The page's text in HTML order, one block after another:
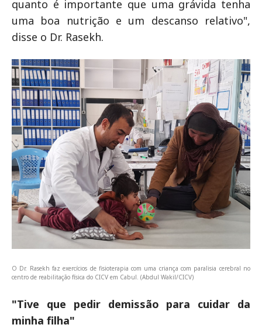
quanto é importante que uma grávida tenha
uma boa nutrição e um descanso relativo",
disse o Dr. Rasekh.
O Dr. Rasekh faz exercícios de fisioterapia com uma criança com paralisia cerebral no
centro de reabilitação física do CICV em Cabul. (Abdul Wakil/CICV)
"Tive que pedir demissão para cuidar da
minha filha"